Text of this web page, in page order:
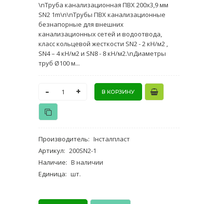
\nТруба канализационная ПВХ 200х3,9 мм
SN2 1m\n\nТрубы ПВХ канализационные
безнапорные для внешних
канализационных сетей и водоотвода,
класс кольцевой жесткости SN2 - 2 кН/м2 ,
SN4 – 4 кН/м2 и SN8 - 8 кН/м2.\nДиаметры
труб Ø100 м...
- +
Производитель: Інсталпласт
Артикул: 200SN2-1
Наличие: В наличии
Единица: шт.